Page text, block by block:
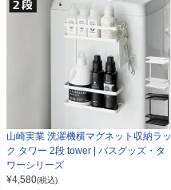
山崎実業 洗濯機横マグネット収納ラッ
ク タワー 2段 tower | バスグッズ・タ
ワーシリーズ
¥4,580(税込)